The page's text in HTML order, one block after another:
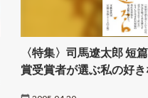
〈特集〉司馬遼太郎 短
賞受賞者が選ぶ私の好